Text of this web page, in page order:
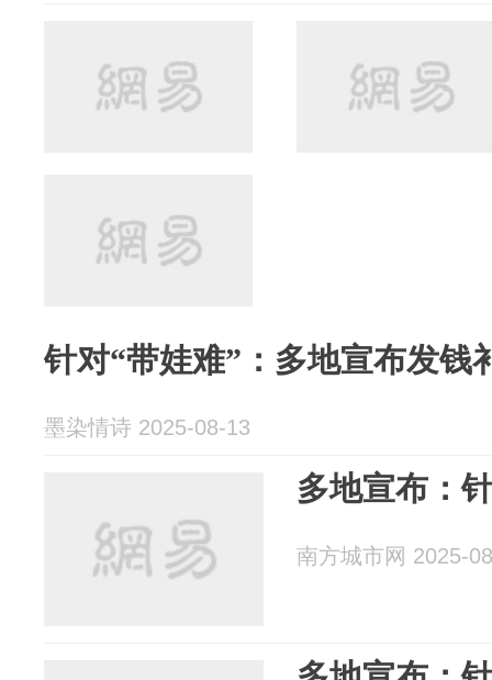
针对“带娃难”：多地宣布发钱
墨染情诗 2025-08-13
多地宣布：
南方城市网 2025-